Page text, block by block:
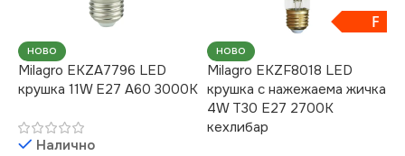
НОВО
Milagro EKZA7796 LED
крушка 11W E27 A60 3000K
Налично
F
НОВО
Milagro EKZF8018 LED
крушка с нажежаема жичка
4W T30 E27 2700K
кехлибар